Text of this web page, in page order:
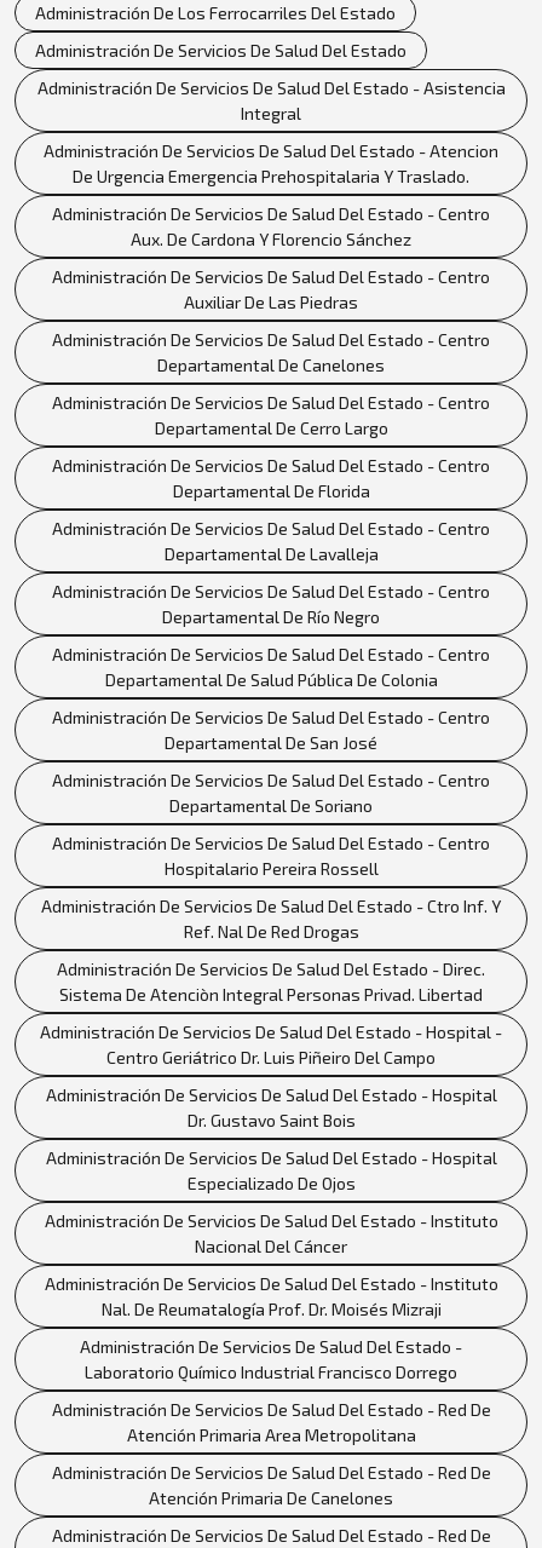
Administración De Los Ferrocarriles Del Estado
Administración De Servicios De Salud Del Estado
Administración De Servicios De Salud Del Estado - Asistencia
Integral
Administración De Servicios De Salud Del Estado - Atencion
De Urgencia Emergencia Prehospitalaria Y Traslado.
Administración De Servicios De Salud Del Estado - Centro
Aux. De Cardona Y Florencio Sánchez
Administración De Servicios De Salud Del Estado - Centro
Auxiliar De Las Piedras
Administración De Servicios De Salud Del Estado - Centro
Departamental De Canelones
Administración De Servicios De Salud Del Estado - Centro
Departamental De Cerro Largo
Administración De Servicios De Salud Del Estado - Centro
Departamental De Florida
Administración De Servicios De Salud Del Estado - Centro
Departamental De Lavalleja
Administración De Servicios De Salud Del Estado - Centro
Departamental De Río Negro
Administración De Servicios De Salud Del Estado - Centro
Departamental De Salud Pública De Colonia
Administración De Servicios De Salud Del Estado - Centro
Departamental De San José
Administración De Servicios De Salud Del Estado - Centro
Departamental De Soriano
Administración De Servicios De Salud Del Estado - Centro
Hospitalario Pereira Rossell
Administración De Servicios De Salud Del Estado - Ctro Inf. Y
Ref. Nal De Red Drogas
Administración De Servicios De Salud Del Estado - Direc.
Sistema De Atenciòn Integral Personas Privad. Libertad
Administración De Servicios De Salud Del Estado - Hospital -
Centro Geriátrico Dr. Luis Piñeiro Del Campo
Administración De Servicios De Salud Del Estado - Hospital
Dr. Gustavo Saint Bois
Administración De Servicios De Salud Del Estado - Hospital
Especializado De Ojos
Administración De Servicios De Salud Del Estado - Instituto
Nacional Del Cáncer
Administración De Servicios De Salud Del Estado - Instituto
Nal. De Reumatalogía Prof. Dr. Moisés Mizraji
Administración De Servicios De Salud Del Estado -
Laboratorio Químico Industrial Francisco Dorrego
Administración De Servicios De Salud Del Estado - Red De
Atención Primaria Area Metropolitana
Administración De Servicios De Salud Del Estado - Red De
Atención Primaria De Canelones
Administración De Servicios De Salud Del Estado - Red De